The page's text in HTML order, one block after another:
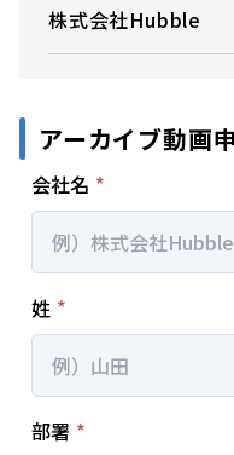
株式会社Hubble
アーカイブ動画